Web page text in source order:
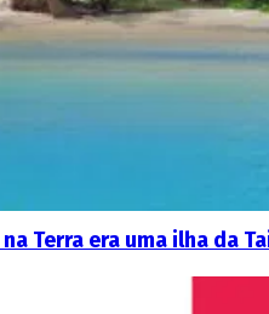
Terra era uma ilha da